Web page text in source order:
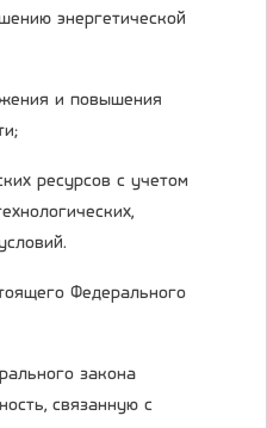
энергетической
и повышения
ресурсов с учетом
Федерального
закона
связанную с